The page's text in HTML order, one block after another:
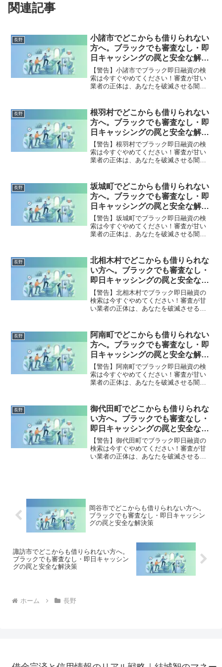
関連記事
長野
小諸市でどこからも借りられない
方へ。ブラックでも審査なし・即
日キャッシングの罠と安全な解決
策
【警告】小諸市でブラック即日融資の検
索は今すぐやめてください！審査が甘い
業者の正体は、あなたを破滅させる闇金
市で違法業者を避け、借金地獄から抜け
出した方々の実体験と確実な解決策を完
全公開。
長野
根羽村でどこからも借りられない
方へ。ブラックでも審査なし・即
日キャッシングの罠と安全な解決
策
【警告】根羽村でブラック即日融資の検
索は今すぐやめてください！審査が甘い
業者の正体は、あなたを破滅させる闇金
村で違法業者を避け、借金地獄から抜け
出した方々の実体験と確実な解決策を完
全公開。
長野
坂城町でどこからも借りられない
方へ。ブラックでも審査なし・即
日キャッシングの罠と安全な解決
策
【警告】坂城町でブラック即日融資の検
索は今すぐやめてください！審査が甘い
業者の正体は、あなたを破滅させる闇金
町で違法業者を避け、借金地獄から抜け
出した方々の実体験と確実な解決策を完
全公開。
長野
北相木村でどこからも借りられな
い方へ。ブラックでも審査なし・
即日キャッシングの罠と安全な解
決策
【警告】北相木村でブラック即日融資の
検索は今すぐやめてください！審査が甘
い業者の正体は、あなたを破滅させる闇
北相木村で違法業者を避け、借金地獄か
ら抜け出した方々の実体験と確実な解決
策を完全公開。
長野
阿南町でどこからも借りられない
方へ。ブラックでも審査なし・即
日キャッシングの罠と安全な解決
策
【警告】阿南町でブラック即日融資の検
索は今すぐやめてください！審査が甘い
業者の正体は、あなたを破滅させる闇金
町で違法業者を避け、借金地獄から抜け
出した方々の実体験と確実な解決策を完
全公開。
長野
御代田町でどこからも借りられな
い方へ。ブラックでも審査なし・
即日キャッシングの罠と安全な解
決策
【警告】御代田町でブラック即日融資の
検索は今すぐやめてください！審査が甘
い業者の正体は、あなたを破滅させる闇
岡谷市でどこからも借りられない方へ。
ブラックでも審査なし・即日キャッシン
グの罠と安全な解決策
諏訪市でどこからも借りられない方へ。
ブラックでも審査なし・即日キャッシン
グの罠と安全な解決策
ホーム 長野